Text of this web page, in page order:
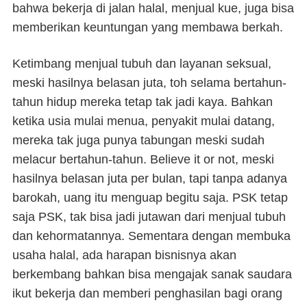
bahwa bekerja di jalan halal, menjual kue, juga bisa
memberikan keuntungan yang membawa berkah.
Ketimbang menjual tubuh dan layanan seksual,
meski hasilnya belasan juta, toh selama bertahun-
tahun hidup mereka tetap tak jadi kaya. Bahkan
ketika usia mulai menua, penyakit mulai datang,
mereka tak juga punya tabungan meski sudah
melacur bertahun-tahun. Believe it or not, meski
hasilnya belasan juta per bulan, tapi tanpa adanya
barokah, uang itu menguap begitu saja. PSK tetap
saja PSK, tak bisa jadi jutawan dari menjual tubuh
dan kehormatannya. Sementara dengan membuka
usaha halal, ada harapan bisnisnya akan
berkembang bahkan bisa mengajak sanak saudara
ikut bekerja dan memberi penghasilan bagi orang